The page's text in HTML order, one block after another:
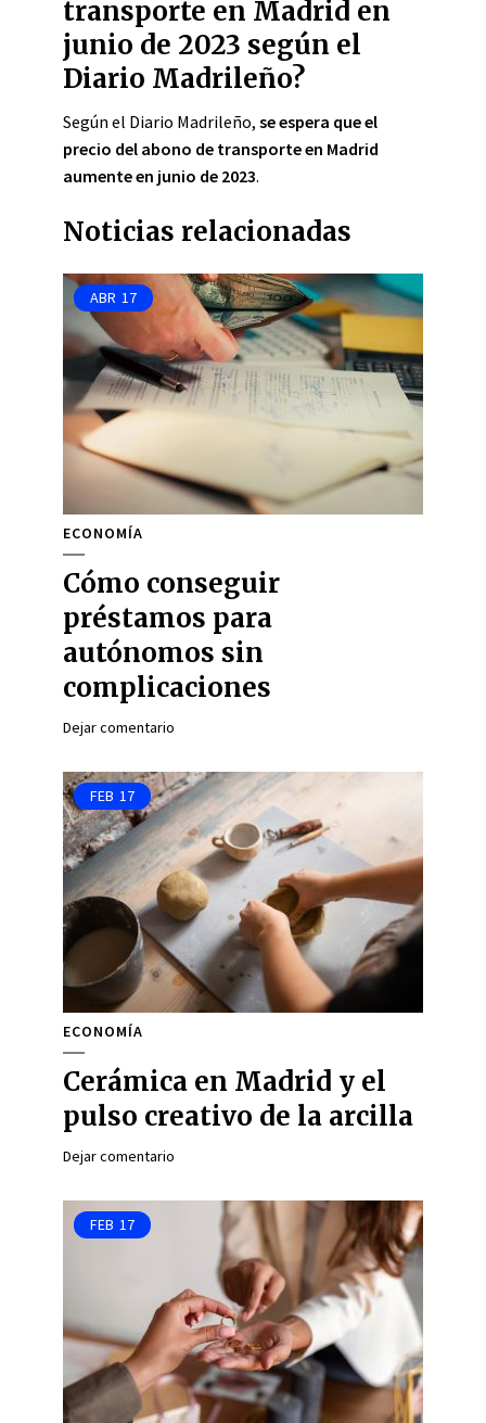
transporte en Madrid en
junio de 2023 según el
Diario Madrileño?
Según el Diario Madrileño, se espera que el
precio del abono de transporte en Madrid
aumente en junio de 2023.
Noticias relacionadas
ABR 17
ECONOMÍA
Cómo conseguir
préstamos para
autónomos sin
complicaciones
Dejar comentario
FEB 17
ECONOMÍA
Cerámica en Madrid y el
pulso creativo de la arcilla
Dejar comentario
FEB 17